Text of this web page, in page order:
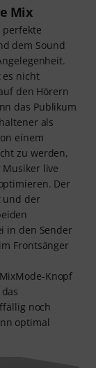
Mix
perfekte
dem Sound
es nicht
den Hörern
das Publikum
als
einem
zu werden,
live
Der
und der
in den Sender
Frontsänger
Knopf
noch
optimal